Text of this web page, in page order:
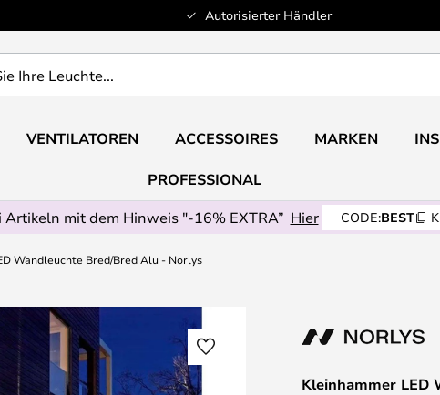
Autorisierter Händler
VENTILATOREN ACCESSOIRES MARKEN
PROFESSIONAL
mit dem Hinweis "-16% EXTRA” Hier CODE:BEST
Wandleuchte Bred/Bred Alu - Norlys
Kleinhammer LED